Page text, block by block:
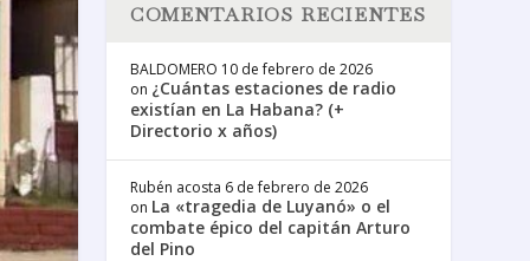
COMENTARIOS RECIENTES
BALDOMERO 10 de febrero de 2026
on ¿Cuántas estaciones de radio
existían en La Habana? (+
Directorio x años)
Rubén acosta 6 de febrero de 2026
on La «tragedia de Luyanó» o el
combate épico del capitán Arturo
del Pino